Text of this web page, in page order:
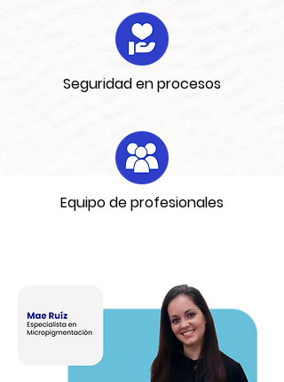
Seguridad en procesos
Equipo de profesionales